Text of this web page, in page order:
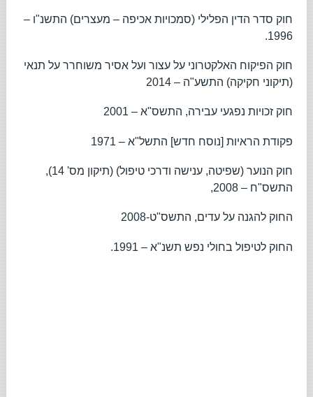
חוק סדר הדין הפלילי (סמכויות אכיפה – מעצרים) התשנ"ו –
1996.
חוק הפיקוח האלקטרוני על עצור ועל אסיר משוחרר על תנאי
(תיקוני חקיקה) התשע"ה – 2014
חוק זכויות נפגעי עבירה, התשס"א – 2001
פקודת הראיות [נוסח חדש] התשל"א – 1971
חוק הנוער (שפיטה, ענישה ודרכי טיפול) (תיקון מס' 14),
התשס"ח – 2008,
החוק להגנה על עדים, התשס"ט-2008
החוק לטיפול בחולי נפש תשנ"א – 1991.